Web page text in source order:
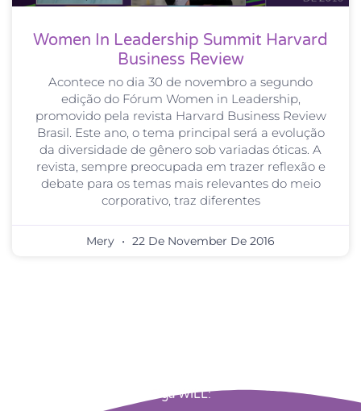
Women In Leadership Summit Harvard
Business Review
Acontece no dia 30 de novembro a segundo
edição do Fórum Women in Leadership,
promovido pela revista Harvard Business Review
Brasil. Este ano, o tema principal será a evolução
da diversidade de gênero sob variadas óticas. A
revista, sempre preocupada em trazer reflexão e
debate para os temas mais relevantes do meio
corporativo, traz diferentes
Mery 22 De November De 2016
Siga WILL: